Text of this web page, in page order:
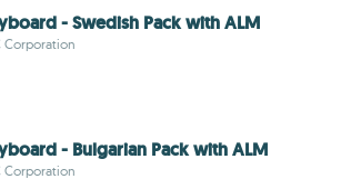
- Swedish Pack with ALM
Corporation
- Bulgarian Pack with ALM
Corporation